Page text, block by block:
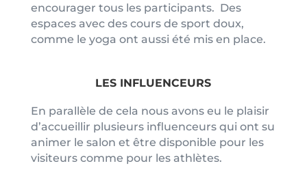
encourager tous les participants. Des
espaces avec des cours de sport doux,
comme le yoga ont aussi été mis en place.
LES INFLUENCEURS
En parallèle de cela nous avons eu le plaisir
d’accueillir plusieurs influenceurs qui ont su
animer le salon et être disponible pour les
visiteurs comme pour les athlètes.